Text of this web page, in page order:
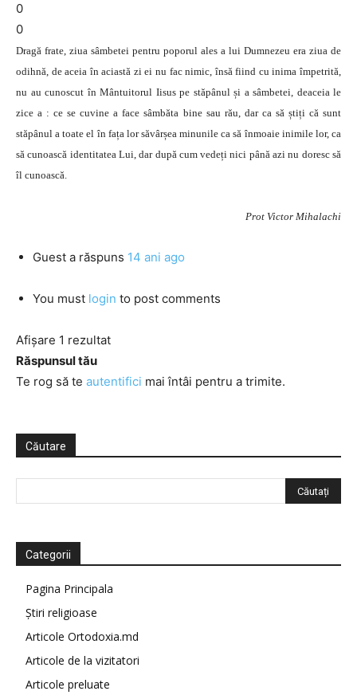
0
0
Dragă frate, ziua sâmbetei pentru poporul ales a lui Dumnezeu era ziua de
odihnă, de aceia în aciastă zi ei nu fac nimic, însă fiind cu inima împetrită,
nu au cunoscut în Mântuitorul Iisus pe stăpânul și a sâmbetei, deaceia le
zice a : ce se cuvine a face sâmbăta bine sau rău, dar ca să știți că sunt
stăpânul a toate el în fața lor săvârșea minunile ca să înmoaie inimile lor, ca
să cunoască identitatea Lui, dar după cum vedeți nici până azi nu doresc să
îl cunoască.
Prot Victor Mihalachi
Guest a răspuns 14 ani ago
You must login to post comments
Afișare 1 rezultat
Răspunsul tău
Te rog să te autentifici mai întâi pentru a trimite.
Căutare
Categorii
Pagina Principala
Știri religioase
Articole Ortodoxia.md
Articole de la vizitatori
Articole preluate